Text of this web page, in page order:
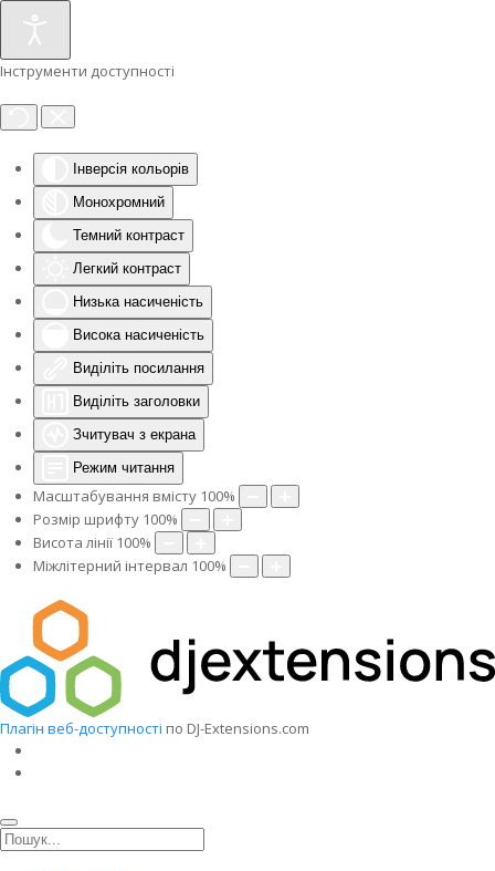
Інструменти доступності
Інверсія кольорів
Монохромний
Темний контраст
Легкий контраст
Низька насиченість
Висока насиченість
Виділіть посилання
Виділіть заголовки
Зчитувач з екрана
Режим читання
Масштабування вмісту 100%
Розмір шрифту 100%
Висота лінії 100%
Міжлітерний інтервал 100%
Плагін веб-доступності по DJ-Extensions.com